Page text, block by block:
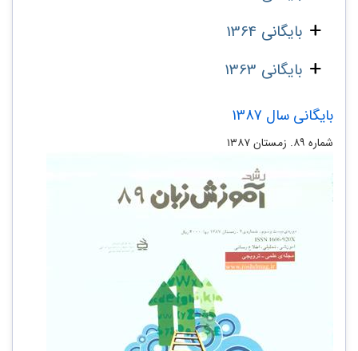
بایگانی 1364
بایگانی 1363
بایگانی سال 1387
شماره ۸۹. زمستان ۱۳۸۷